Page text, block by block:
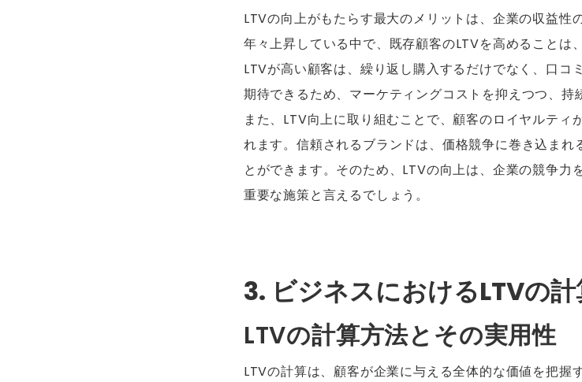
LTVの向上がもたらす最大のメリットは、企業の収益性
年々上昇している中で、既存顧客のLTVを高めることは
LTVが高い顧客は、繰り返し購入するだけでなく、口コ
期待できるため、マーケティングコストを抑えつつ、持
また、LTV向上に取り組むことで、顧客のロイヤルティ
れます。信頼されるブランドは、価格競争に巻き込まれ
とができます。そのため、LTVの向上は、企業の競争力
重要な施策と言えるでしょう。
3. ビジネスにおけるLTVの
LTVの計算方法とその実用性
LTVの計算は、顧客が企業に与える全体的な価値を把握